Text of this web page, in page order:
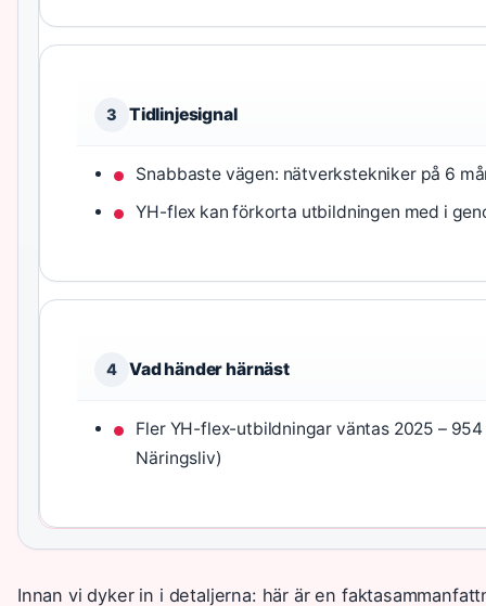
3 Tidlinjesignal
Snabbaste vägen: nätverkstekniker på 6
YH-flex kan förkorta utbildningen med i
4 Vad händer härnäst
Fler YH-flex-utbildningar väntas 2025 –
Näringsliv)
Innan vi dyker in i detaljerna: här är en